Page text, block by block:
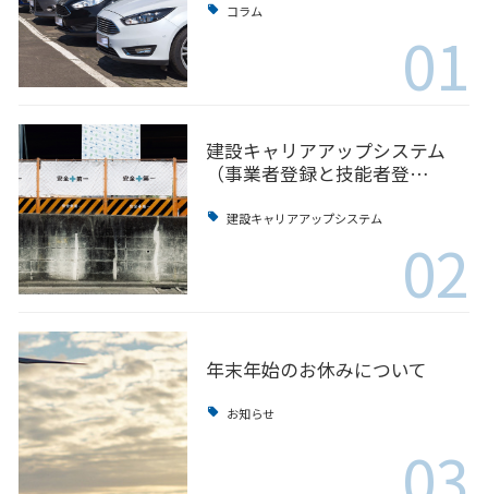
コラム
01
建設キャリアアップシステム
（事業者登録と技能者登…
建設キャリアアップシステム
02
年末年始のお休みについて
お知らせ